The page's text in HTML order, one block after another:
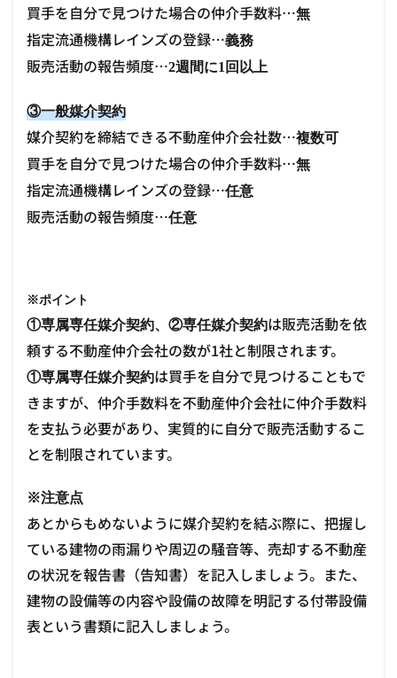
買手を自分で見つけた場合の仲介手数料…無
指定流通機構レインズの登録…義務
販売活動の報告頻度…2週間に1回以上
③一般媒介契約
媒介契約を締結できる不動産仲介会社数…複数可
買手を自分で見つけた場合の仲介手数料…無
指定流通機構レインズの登録…任意
販売活動の報告頻度…任意
※ポイント
①専属専任媒介契約、②専任媒介契約は販売活動を依
頼する不動産仲介会社の数が1社と制限されます。
①専属専任媒介契約は買手を自分で見つけることもで
きますが、仲介手数料を不動産仲介会社に仲介手数料
を支払う必要があり、実質的に自分で販売活動するこ
とを制限されています。
※注意点
あとからもめないように媒介契約を結ぶ際に、把握し
ている建物の雨漏りや周辺の騒音等、売却する不動産
の状況を報告書（告知書）を記入しましょう。また、
建物の設備等の内容や設備の故障を明記する付帯設備
表という書類に記入しましょう。